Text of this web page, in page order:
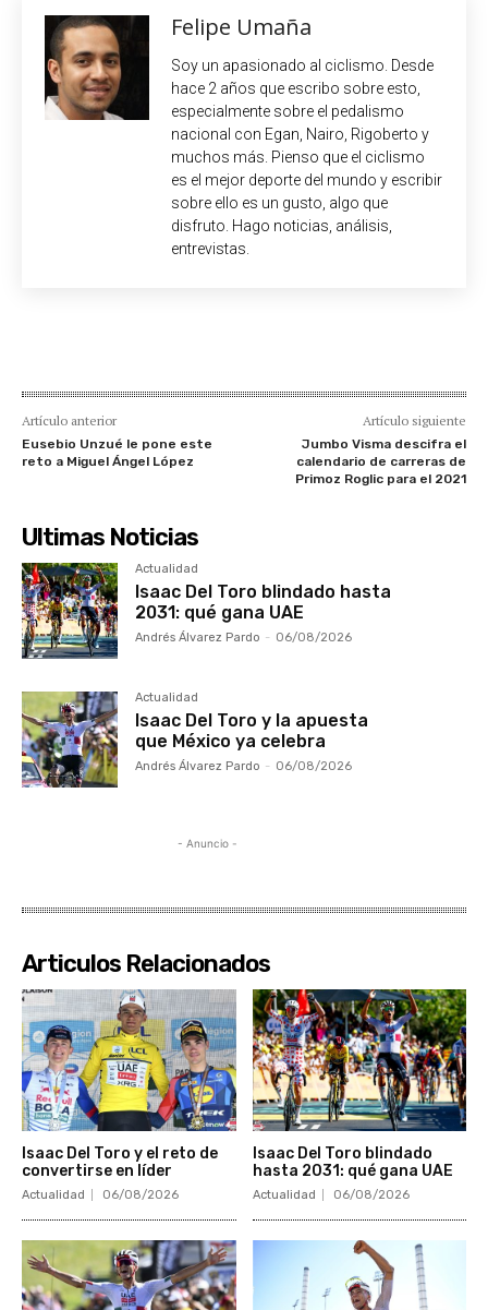
Felipe Umaña
Soy un apasionado al ciclismo. Desde
hace 2 años que escribo sobre esto,
especialmente sobre el pedalismo
nacional con Egan, Nairo, Rigoberto y
muchos más. Pienso que el ciclismo
es el mejor deporte del mundo y escribir
sobre ello es un gusto, algo que
disfruto. Hago noticias, análisis,
entrevistas.
Artículo anterior
Eusebio Unzué le pone este
reto a Miguel Ángel López
Artículo siguiente
Jumbo Visma descifra el
calendario de carreras de
Primoz Roglic para el 2021
Ultimas Noticias
Actualidad
Isaac Del Toro blindado hasta
2031: qué gana UAE
Andrés Álvarez Pardo - 06/08/2026
Actualidad
Isaac Del Toro y la apuesta
que México ya celebra
Andrés Álvarez Pardo - 06/08/2026
- Anuncio -
Articulos Relacionados
Isaac Del Toro y el reto de
convertirse en líder
Actualidad 06/08/2026
Isaac Del Toro blindado
hasta 2031: qué gana UAE
Actualidad 06/08/2026